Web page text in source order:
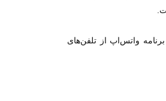
واتس‌اپ از تلفن‌های